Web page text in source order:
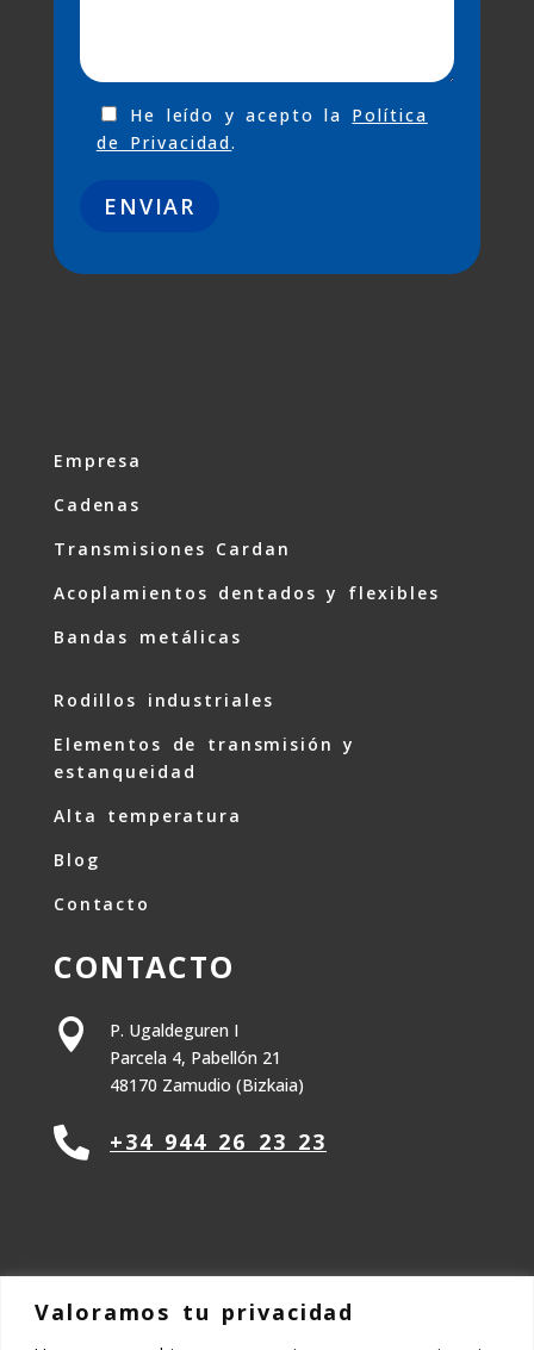
Valoramos tu privacidad
He leído y acepto la Política
de Privacidad.
Empresa
Cadenas
Transmisiones Cardan
Acoplamientos dentados y flexibles
Bandas metálicas
Rodillos industriales
Elementos de transmisión y
estanqueidad
Alta temperatura
Blog
Contacto
CONTACTO

P. Ugaldeguren I
Parcela 4, Pabellón 21
48170 Zamudio (Bizkaia)
 +34 944 26 23 23